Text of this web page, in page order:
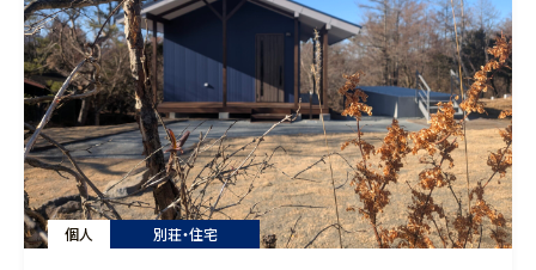
個人 別荘・住宅